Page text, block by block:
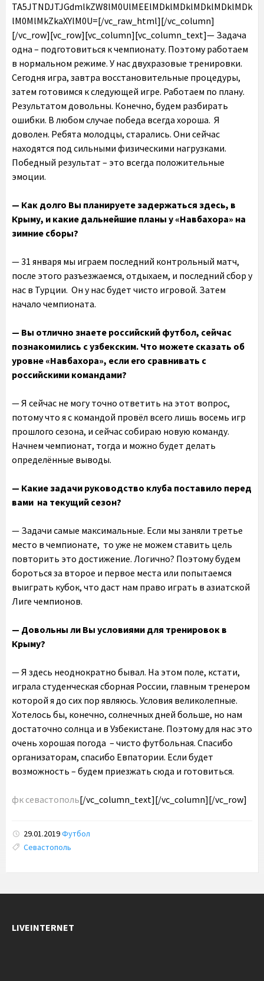
TA5JTNDJTJGdmlkZW8lM0UlMEElMDklMDklMDklMDklMDk
lM0MlMkZkaXYlM0U=[/vc_raw_html][/vc_column]
[/vc_row][vc_row][vc_column][vc_column_text]— Задача
одна – подготовиться к чемпионату. Поэтому работаем
в нормальном режиме. У нас двухразовые тренировки.
Сегодня игра, завтра восстановительные процедуры,
затем готовимся к следующей игре. Работаем по плану.
Результатом довольны. Конечно, будем разбирать
ошибки. В любом случае победа всегда хороша. Я
доволен. Ребята молодцы, старались. Они сейчас
находятся под сильными физическими нагрузками.
Победный результат – это всегда положительные
эмоции.
— Как долго Вы планируете задержаться здесь, в
Крыму, и какие дальнейшие планы у «Навбахора» на
зимние сборы?
— 31 января мы играем последний контрольный матч,
после этого разъезжаемся, отдыхаем, и последний сбор у
нас в Турции. Он у нас будет чисто игровой. Затем
начало чемпионата.
— Вы отлично знаете российский футбол, сейчас
познакомились с узбекским. Что можете сказать об
уровне «Навбахора», если его сравнивать с
российскими командами?
— Я сейчас не могу точно ответить на этот вопрос,
потому что я с командой провёл всего лишь восемь игр
прошлого сезона, и сейчас собираю новую команду.
Начнем чемпионат, тогда и можно будет делать
определённые выводы.
— Какие задачи руководство клуба поставило перед
вами на текущий сезон?
— Задачи самые максимальные. Если мы заняли третье
место в чемпионате, то уже не можем ставить цель
повторить это достижение. Логично? Поэтому будем
бороться за второе и первое места или попытаемся
выиграть кубок, что даст нам право играть в азиатской
Лиге чемпионов.
— Довольны ли Вы условиями для тренировок в
Крыму?
— Я здесь неоднократно бывал. На этом поле, кстати,
играла студенческая сборная России, главным тренером
которой я до сих пор являюсь. Условия великолепные.
Хотелось бы, конечно, солнечных дней больше, но нам
достаточно солнца и в Узбекистане. Поэтому для нас это
очень хорошая погода – чисто футбольная. Спасибо
организаторам, спасибо Евпатории. Если будет
возможность – будем приезжать сюда и готовиться.
фк севастополь[/vc_column_text][/vc_column][/vc_row]
29.01.2019Футбол
Tags:
Севастополь
LIVEINTERNET